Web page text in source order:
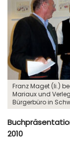
Franz Maget (li.)
Mariaux und
Bürgerbüro in
2010